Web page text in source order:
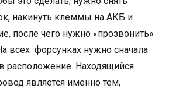
накинуть клеммы на АКБ и
после чего нужно «прозвонить»
всех форсунках нужно сначала
расположение. Находящийся
является именно тем,